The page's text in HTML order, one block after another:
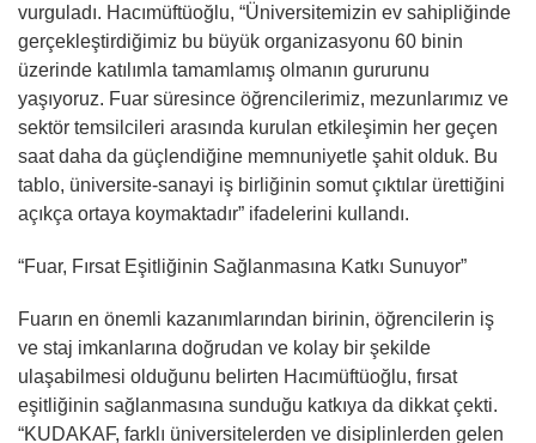
vurguladı. Hacımüftüoğlu, “Üniversitemizin ev sahipliğinde
gerçekleştirdiğimiz bu büyük organizasyonu 60 binin
üzerinde katılımla tamamlamış olmanın gururunu
yaşıyoruz. Fuar süresince öğrencilerimiz, mezunlarımız ve
sektör temsilcileri arasında kurulan etkileşimin her geçen
saat daha da güçlendiğine memnuniyetle şahit olduk. Bu
tablo, üniversite-sanayi iş birliğinin somut çıktılar ürettiğini
açıkça ortaya koymaktadır” ifadelerini kullandı.
“Fuar, Fırsat Eşitliğinin Sağlanmasına Katkı Sunuyor”
Fuarın en önemli kazanımlarından birinin, öğrencilerin iş
ve staj imkanlarına doğrudan ve kolay bir şekilde
ulaşabilmesi olduğunu belirten Hacımüftüoğlu, fırsat
eşitliğinin sağlanmasına sunduğu katkıya da dikkat çekti.
“KUDAKAF, farklı üniversitelerden ve disiplinlerden gelen